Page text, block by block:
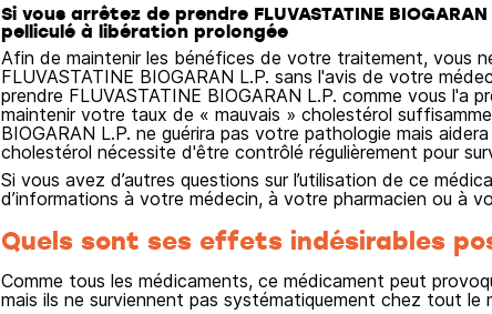
Si vous arrêtez de prendre FLUVASTATINE
pelliculé à libération prolongée
Afin de maintenir les bénéfices de votre traitement, vous
FLUVASTATINE BIOGARAN L.P. sans l'avis de votre
prendre FLUVASTATINE BIOGARAN L.P. comme vous l'a
maintenir votre taux de « mauvais » cholestérol
BIOGARAN L.P. ne guérira pas votre pathologie mais
cholestérol nécessite d'être contrôlé régulièrement pour
Si vous avez d’autres questions sur l’utilisation de ce
d’informations à votre médecin, à votre pharmacien ou à
Quels sont ses effets indésirables
Comme tous les médicaments, ce médicament peut
mais ils ne surviennent pas systématiquement chez tout le